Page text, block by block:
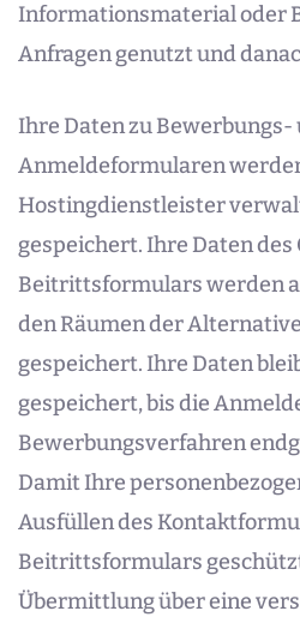
Informationsmaterial oder
Anfragen genutzt und
Ihre Daten zu Bewerbungs-
Anmeldeformularen
Hostingdienstleister
gespeichert. Ihre Daten des
Beitrittsformulars werden
den Räumen der
gespeichert. Ihre Daten
gespeichert, bis die
Bewerbungsverfahren
Damit Ihre
Ausfüllen des
Beitrittsformulars
Übermittlung über eine